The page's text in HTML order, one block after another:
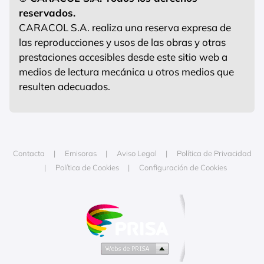
reservados.
CARACOL S.A. realiza una reserva expresa de
las reproducciones y usos de las obras y otras
prestaciones accesibles desde este sitio web a
medios de lectura mecánica u otros medios que
resulten adecuados.
Contacta Emisoras Aviso Legal
Política de Privacidad
Política de Cookies
Configuración de Cookies